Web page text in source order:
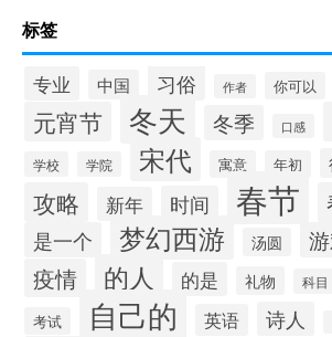
标签
专业 中国 习俗 作者 你可以
元宵节 冬天 冬季 口感
学校 学院 宋代 寓意 年初
攻略 新年 时间 春节
是一个 梦幻西游 汤圆
疫情 的人 的是 礼物 科目
考试
自己的 英语 诗人